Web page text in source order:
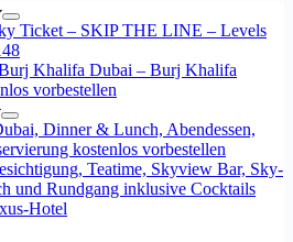
Ticket – SKIP THE LINE – Levels
Khalifa Dubai – Burj Khalifa
vorbestellen
Dinner & Lunch, Abendessen,
kostenlos vorbestellen
Teatime, Skyview Bar, Sky-
und Rundgang inklusive Cocktails
Hotel